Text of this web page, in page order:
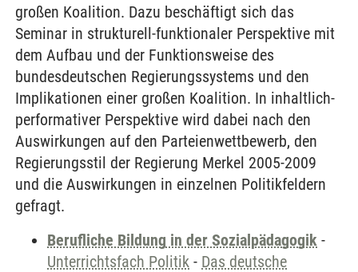
großen Koalition. Dazu beschäftigt sich das
Seminar in strukturell-funktionaler Perspektive mit
dem Aufbau und der Funktionsweise des
bundesdeutschen Regierungssystems und den
Implikationen einer großen Koalition. In inhaltlich-
performativer Perspektive wird dabei nach den
Auswirkungen auf den Parteienwettbewerb, den
Regierungsstil der Regierung Merkel 2005-2009
und die Auswirkungen in einzelnen Politikfeldern
gefragt.
Berufliche Bildung in der Sozialpädagogik -
Unterrichtsfach Politik - Das deutsche